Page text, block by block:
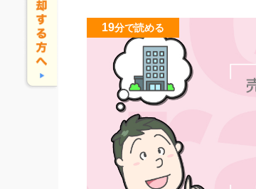
19分で読める